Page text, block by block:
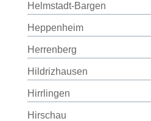
Helmstadt-Bargen
Heppenheim
Herrenberg
Hildrizhausen
Hirrlingen
Hirschau